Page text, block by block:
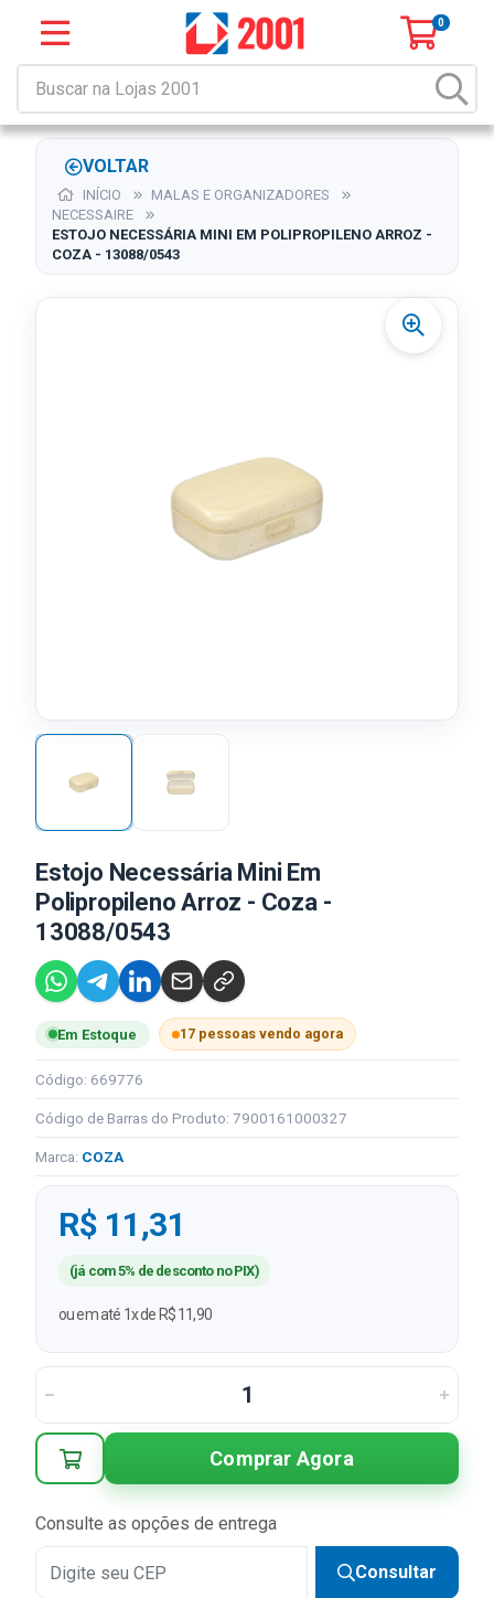
0
VOLTAR
INÍCIO
MALAS E ORGANIZADORES
NECESSAIRE
ESTOJO NECESSÁRIA MINI EM POLIPROPILENO ARROZ -
COZA - 13088/0543
Estojo Necessária Mini Em
Polipropileno Arroz - Coza -
13088/0543
Em Estoque 17 pessoas vendo agora
Código: 669776
Código de Barras do Produto: 7900161000327
Marca: COZA
R$ 11,31
(já com 5% de desconto no PIX)
ou em até 1x de R$ 11,90
Comprar Agora
Consulte as opções de entrega
Consultar